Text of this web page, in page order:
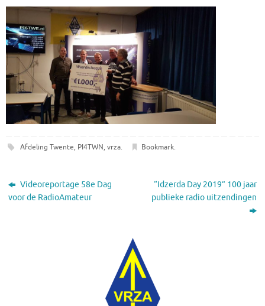
Afdeling Twente, PI4TWN, vrza. Bookmark.
Videoreportage 58e Dag
voor de RadioAmateur
“Idzerda Day 2019” 100 jaar
publieke radio uitzendingen